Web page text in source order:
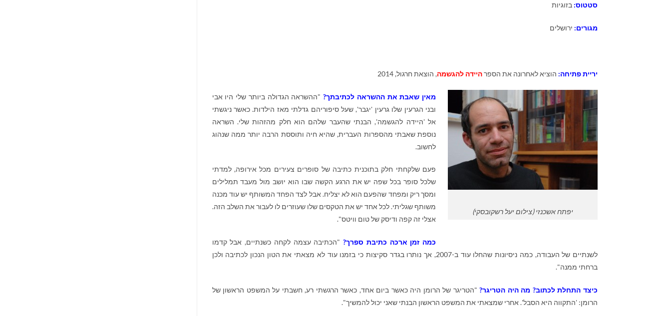
סטטוס: בזוגיות
מגורים: ירושלים
יריית פתיחה: הוציא לאחרונה את הספרהיידה להגשמה, הוצאת חרגול, 2014
יפתח אשכנזי (צילום יעל רשקובסקי)
מאין שאבת את ההשראה לכתיבתך? "ההשראה הגדולה ביותר שלי היו אבי
ובני הגרעין שלו גרעין 'יגבר', שעל סיפוריהם גדלתי מאז הילדות. כאשר ניגשתי
אל 'היידה להגשמה', הבנתי שהעבר שלהם הוא חלק מהזהות שלי. השראה
נוספת שאבתי מהספרות העברית, שהיא חיה ותוססת הרבה יותר ממה שנהוג
לחשוב.
פעם שלקחתי חלק בתוכנית כתיבה של סופרים צעירים מכל אירופה, למדתי
שלכל סופר בכל שפה יש את הרגע הקשה שבו הוא יושב מול מעבד תמלילים
ומסך ריק ומפחד שהפעם הוא לא יצליח. אבל לצד הפחד המשותף יש עוד מכנה
משותף שגליתי. לכל אחד יש את הטקסים שלו שעוזרים לו לעבור את השלב הזה.
אצלי זה קפה ודיסק של טום וויטס".
כמה זמן ארכה כתיבת ספרך? "הכתיבה עצמה לקחה כשנתיים, אבל קדמו
לשנתיים של העבודה, כמה ניסיונות שהחלו עוד ב-2007, אך נותרו בגדר סקיצות כי בזמנו עוד לא מצאתי את הטון הנכון לכתיבה ולכן
ברחתי ממנה".
כיצד התחלת לכתוב? מה היה הטריגר?"הטריגר של הרומן היה כאשר ביום אחד, כאשר הרגשתי רע, חשבתי על המשפט הראשון של
הרומן: 'התקווה היא הסבל'. אחרי שמצאתי את המשפט הראשון הבנתי שאני יכול להמשיך".